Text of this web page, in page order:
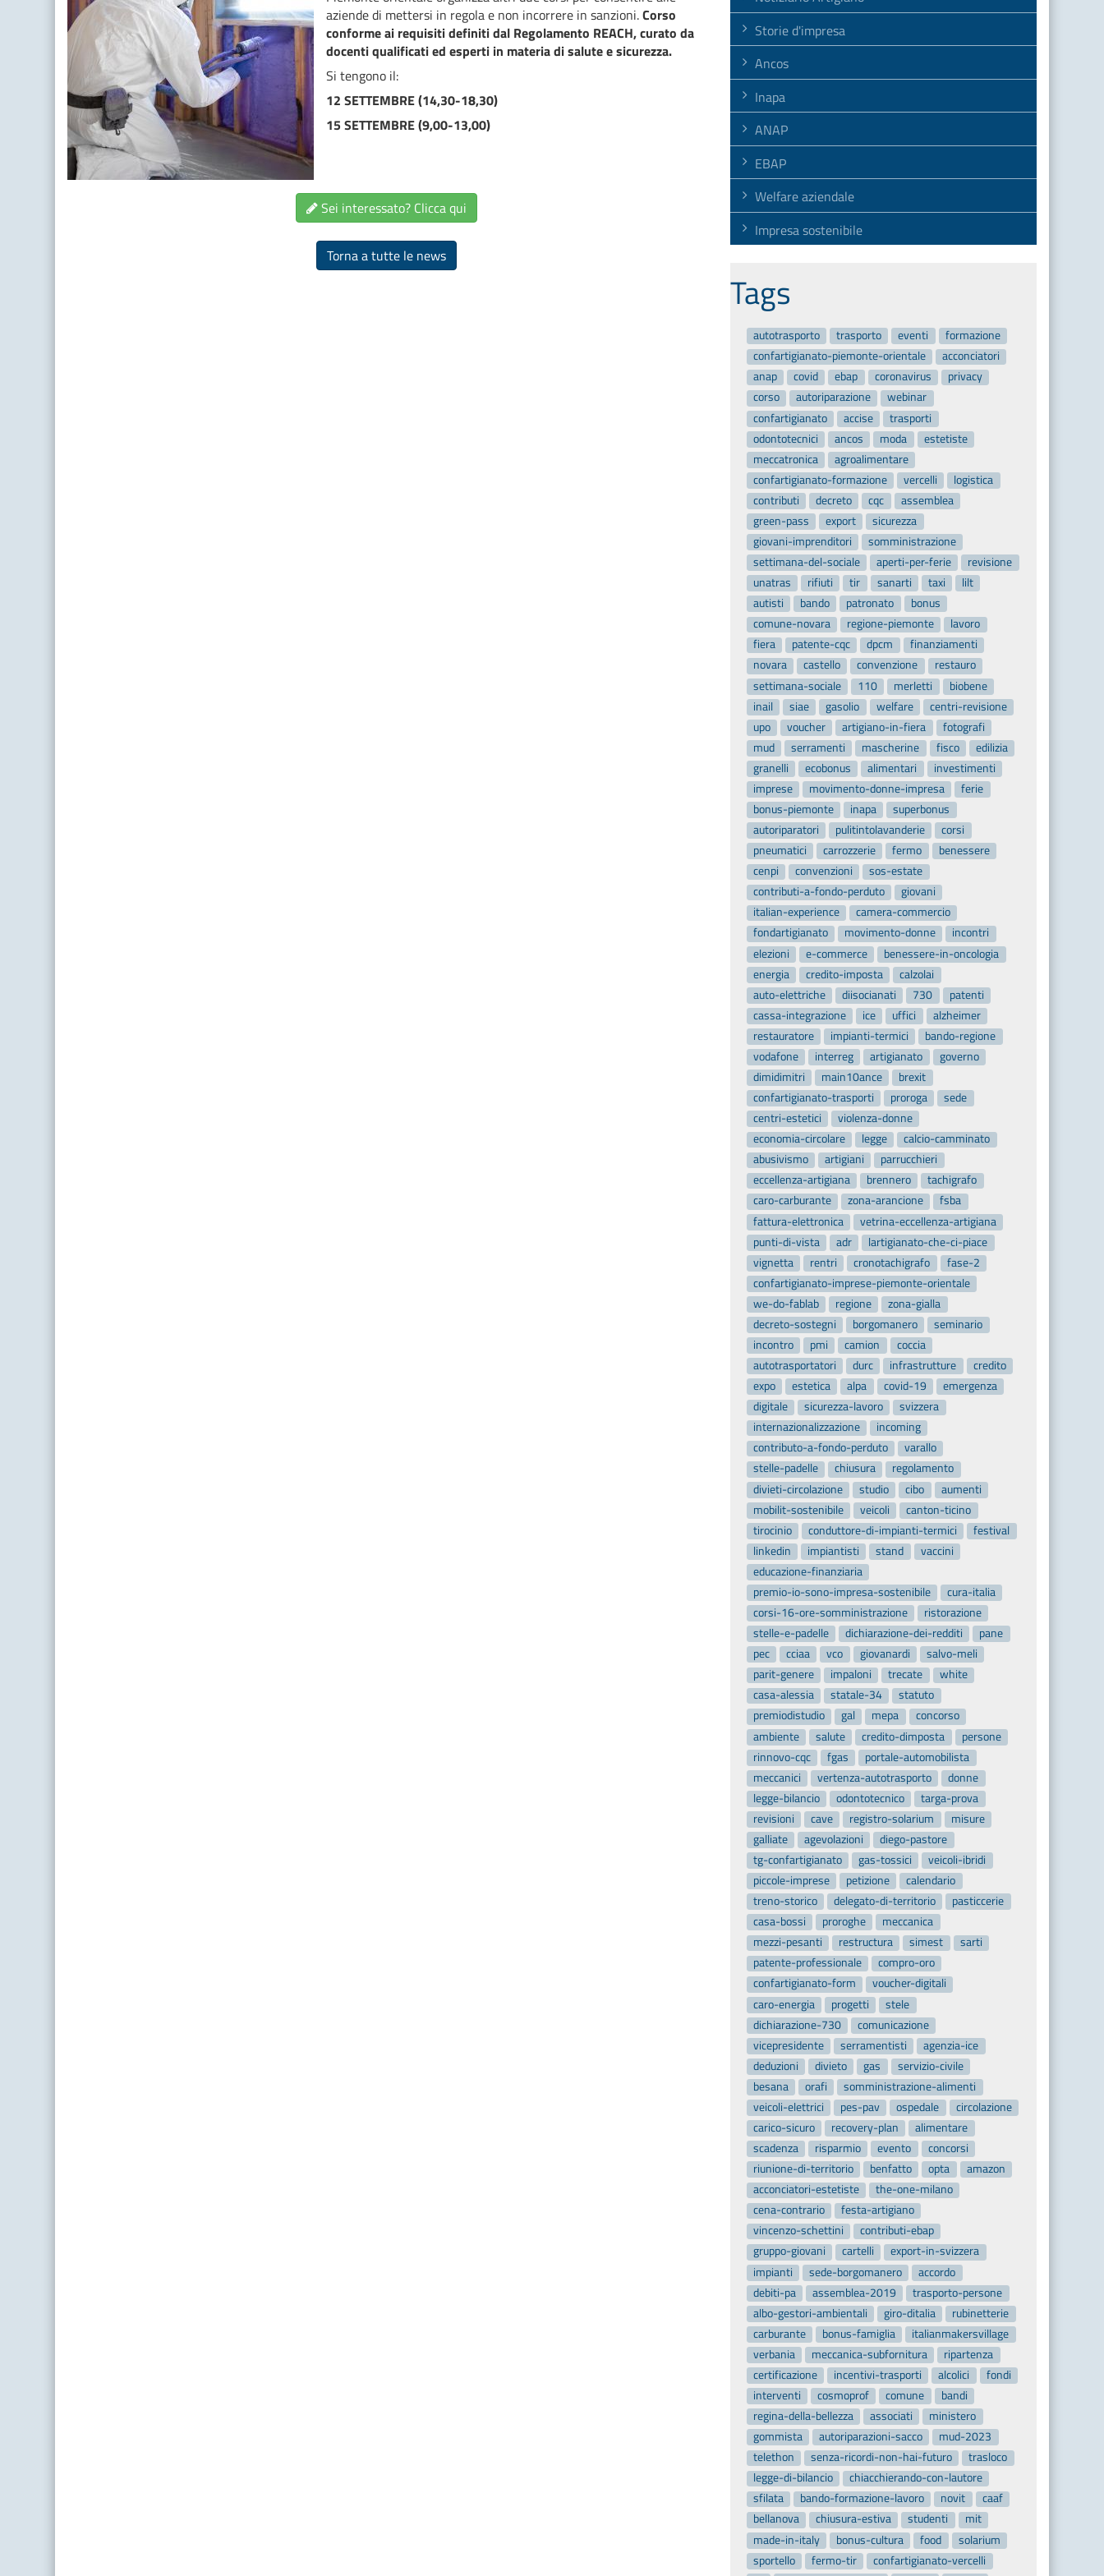
aziende di mettersi in regola e non incorrere in sanzioni.Corso
conforme ai requisiti definiti dal Regolamento REACH, curato da
docenti qualificati ed esperti in materia di salute e sicurezza.
Si tengono il:
12 SETTEMBRE (14,30-18,30)
15 SETTEMBRE (9,00-13,00)
Sei interessato? Clicca qui
Torna a tutte le news
Storie d'impresa
Ancos
Inapa
ANAP
EBAP
Welfare aziendale
Impresa sostenibile
Tags
autotrasporto trasporto eventi
formazione
confartigianato-piemonte-orientale
acconciatori
anap
covid ebap coronavirus
privacy
corso
autoriparazione
webinar
confartigianato
accise
trasporti
odontotecnici
ancos moda
estetiste
meccatronica
agroalimentare
confartigianato-formazione
vercelli
logistica
contributi
decreto cqc
assemblea
green-pass
export
sicurezza
giovani-imprenditori
somministrazione
settimana-del-sociale
aperti-per-ferie
revisione
unatras
rifiuti tir sanarti taxi
lilt
autisti
bando patronato
bonus
comune-novara
regione-piemonte
lavoro
fiera
patente-cqc dpcm
finanziamenti
novara
castello convenzione
restauro
settimana-sociale
110 merletti
biobene
inail
siae gasolio welfare
centri-revisione
upo
voucher artigiano-in-fiera
fotografi
mud
serramenti mascherine fisco
edilizia
granelli
ecobonus alimentari
investimenti
imprese
movimento-donne-impresa
ferie
bonus-piemonte
inapa
superbonus
autoriparatori
pulitintolavanderie
corsi
pneumatici
carrozzerie fermo
benessere
cenpi
convenzioni
sos-estate
contributi-a-fondo-perduto
giovani
italian-experience
camera-commercio
fondartigianato
movimento-donne
incontri
elezioni
e-commerce
benessere-in-oncologia
energia
credito-imposta
calzolai
auto-elettriche
diisocianati 730
patenti
cassa-integrazione
ice uffici
alzheimer
restauratore
impianti-termici
bando-regione
vodafone
interreg artigianato
governo
dimidimitri
main10ance
brexit
confartigianato-trasporti
proroga
sede
centri-estetici
violenza-donne
economia-circolare
legge
calcio-camminato
abusivismo
artigiani
parrucchieri
eccellenza-artigiana
brennero
tachigrafo
caro-carburante
zona-arancione
fsba
fattura-elettronica
vetrina-eccellenza-artigiana
punti-di-vista
adr
lartigianato-che-ci-piace
vignetta
rentri cronotachigrafo
fase-2
confartigianato-imprese-piemonte-orientale
we-do-fablab
regione
zona-gialla
decreto-sostegni
borgomanero
seminario
incontro
pmi camion
coccia
autotrasportatori
durc infrastrutture
credito
expo
estetica alpa covid-19
emergenza
digitale
sicurezza-lavoro
svizzera
internazionalizzazione
incoming
contributo-a-fondo-perduto
varallo
stelle-padelle
chiusura
regolamento
divieti-circolazione
studio cibo
aumenti
mobilit-sostenibile
veicoli
canton-ticino
tirocinio
conduttore-di-impianti-termici
festival
linkedin
impiantisti stand
vaccini
educazione-finanziaria
premio-io-sono-impresa-sostenibile
cura-italia
corsi-16-ore-somministrazione
ristorazione
stelle-e-padelle
dichiarazione-dei-redditi
pane
pec
cciaa vco giovanardi
salvo-meli
parit-genere
impaloni trecate
white
casa-alessia
statale-34
statuto
premiodistudio
gal mepa
concorso
ambiente
salute credito-dimposta
persone
rinnovo-cqc
fgas
portale-automobilista
meccanici
vertenza-autotrasporto
donne
legge-bilancio
odontotecnico
targa-prova
revisioni
cave registro-solarium
misure
galliate
agevolazioni
diego-pastore
tg-confartigianato
gas-tossici
veicoli-ibridi
piccole-imprese
petizione
calendario
treno-storico
delegato-di-territorio
pasticcerie
casa-bossi
proroghe
meccanica
mezzi-pesanti
restructura simest
sarti
patente-professionale
compro-oro
confartigianato-form
voucher-digitali
caro-energia
progetti
stele
dichiarazione-730
comunicazione
vicepresidente
serramentisti
agenzia-ice
deduzioni
divieto gas
servizio-civile
besana
orafi
somministrazione-alimenti
veicoli-elettrici
pes-pav ospedale
circolazione
carico-sicuro
recovery-plan
alimentare
scadenza
risparmio evento
concorsi
riunione-di-territorio
benfatto opta
amazon
acconciatori-estetiste
the-one-milano
cena-contrario
festa-artigiano
vincenzo-schettini
contributi-ebap
gruppo-giovani
cartelli
export-in-svizzera
impianti
sede-borgomanero
accordo
debiti-pa
assemblea-2019
trasporto-persone
albo-gestori-ambientali
giro-ditalia
rubinetterie
carburante
bonus-famiglia
italianmakersvillage
verbania
meccanica-subfornitura
ripartenza
certificazione
incentivi-trasporti alcolici
fondi
interventi
cosmoprof comune
bandi
regina-della-bellezza
associati
ministero
gommista
autoriparazioni-sacco
mud-2023
telethon
senza-ricordi-non-hai-futuro
trasloco
legge-di-bilancio
chiacchierando-con-lautore
sfilata
bando-formazione-lavoro novit
caaf
bellanova
chiusura-estiva studenti
mit
made-in-italy
bonus-cultura food
solarium
sportello
fermo-tir
confartigianato-vercelli